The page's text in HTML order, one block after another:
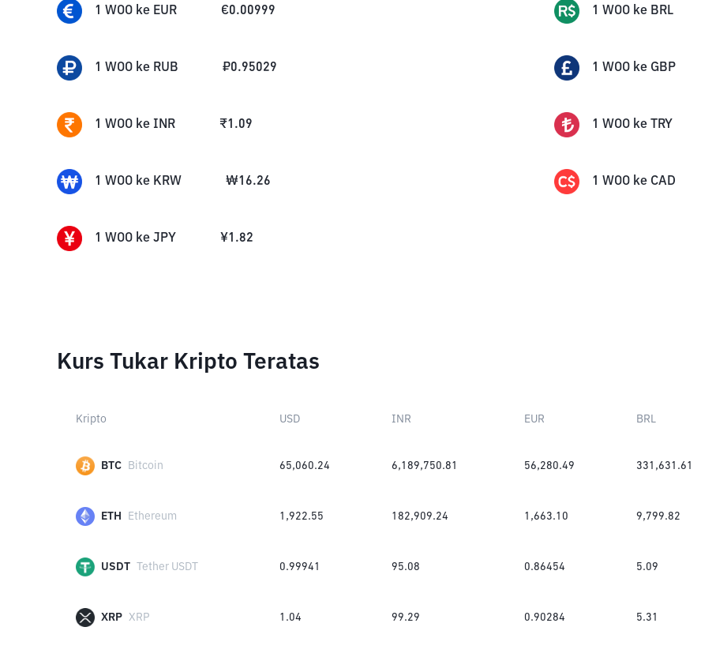
1 WOO ke EUR €0.00999 1 WOO ke BRL
1 WOO ke RUB ₽0.95029 1 WOO ke GBP
1 WOO ke INR ₹1.09 1 WOO ke TRY
1 WOO ke KRW ₩16.26 1 WOO ke CAD
1 WOO ke JPY ¥1.82
Kurs Tukar Kripto Teratas
Kripto USD INR EUR BRL
BTC Bitcoin 65,060.24 6,189,750.81 56,280.49 331,631.61
ETH Ethereum 1,922.55 182,909.24 1,663.10 9,799.82
USDT Tether USDT 0.99941 95.08 0.86454 5.09
XRP XRP 1.04 99.29 0.90284 5.31